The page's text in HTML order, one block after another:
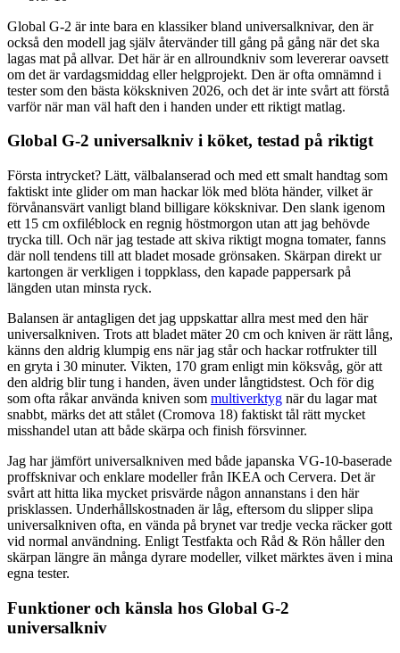
Global G-2 är inte bara en klassiker bland universalknivar, den är
också den modell jag själv återvänder till gång på gång när det ska
lagas mat på allvar. Det här är en allroundkniv som levererar oavsett
om det är vardagsmiddag eller helgprojekt. Den är ofta omnämnd i
tester som den bästa kökskniven 2026, och det är inte svårt att förstå
varför när man väl haft den i handen under ett riktigt matlag.
Global G-2 universalkniv i köket, testad på riktigt
Första intrycket? Lätt, välbalanserad och med ett smalt handtag som
faktiskt inte glider om man hackar lök med blöta händer, vilket är
förvånansvärt vanligt bland billigare köksknivar. Den slank igenom
ett 15 cm oxfiléblock en regnig höstmorgon utan att jag behövde
trycka till. Och när jag testade att skiva riktigt mogna tomater, fanns
där noll tendens till att bladet mosade grönsaken. Skärpan direkt ur
kartongen är verkligen i toppklass, den kapade pappersark på
längden utan minsta ryck.
Balansen är antagligen det jag uppskattar allra mest med den här
universalkniven. Trots att bladet mäter 20 cm och kniven är rätt lång,
känns den aldrig klumpig ens när jag står och hackar rotfrukter till
en gryta i 30 minuter. Vikten, 170 gram enligt min köksvåg, gör att
den aldrig blir tung i handen, även under långtidstest. Och för dig
som ofta råkar använda kniven som multiverktyg när du lagar mat
snabbt, märks det att stålet (Cromova 18) faktiskt tål rätt mycket
misshandel utan att både skärpa och finish försvinner.
Jag har jämfört universalkniven med både japanska VG-10-baserade
proffsknivar och enklare modeller från IKEA och Cervera. Det är
svårt att hitta lika mycket prisvärde någon annanstans i den här
prisklassen. Underhållskostnaden är låg, eftersom du slipper slipa
universalkniven ofta, en vända på brynet var tredje vecka räcker gott
vid normal användning. Enligt Testfakta och Råd & Rön håller den
skärpan längre än många dyrare modeller, vilket märktes även i mina
egna tester.
Funktioner och känsla hos Global G-2
universalkniv